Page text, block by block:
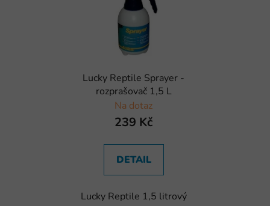
Lucky Reptile Sprayer -
rozprašovač 1,5 L
Na dotaz
239 Kč
DETAIL
Lucky Reptile 1,5 litrový